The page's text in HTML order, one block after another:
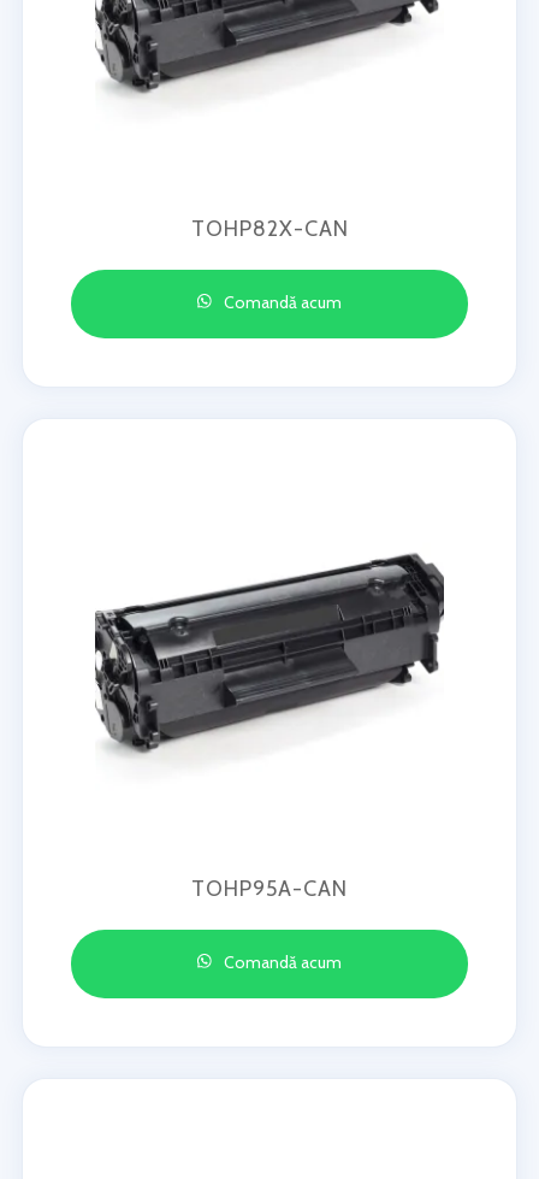
TOHP82X-CAN
Comandă acum
TOHP95A-CAN
Comandă acum